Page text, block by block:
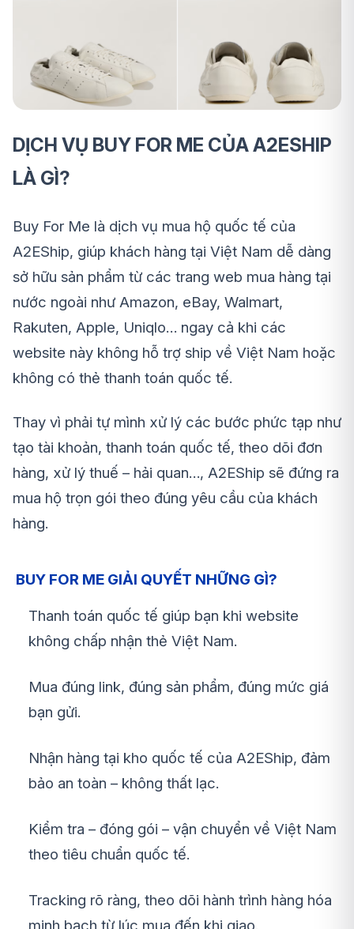
DỊCH VỤ BUY FOR ME CỦA A2ESHIP
LÀ GÌ?
Buy For Me là dịch vụ mua hộ quốc tế của
A2EShip, giúp khách hàng tại Việt Nam dễ dàng
sở hữu sản phẩm từ các trang web mua hàng tại
nước ngoài như Amazon, eBay, Walmart,
Rakuten, Apple, Uniqlo… ngay cả khi các
website này không hỗ trợ ship về Việt Nam hoặc
không có thẻ thanh toán quốc tế.
Thay vì phải tự mình xử lý các bước phức tạp như
tạo tài khoản, thanh toán quốc tế, theo dõi đơn
hàng, xử lý thuế – hải quan…, A2EShip sẽ đứng ra
mua hộ trọn gói theo đúng yêu cầu của khách
hàng.
BUY FOR ME GIẢI QUYẾT NHỮNG GÌ?
Thanh toán quốc tế giúp bạn khi website
không chấp nhận thẻ Việt Nam.
Mua đúng link, đúng sản phẩm, đúng mức giá
bạn gửi.
Nhận hàng tại kho quốc tế của A2EShip, đảm
bảo an toàn – không thất lạc.
Kiểm tra – đóng gói – vận chuyển về Việt Nam
theo tiêu chuẩn quốc tế.
Tracking rõ ràng, theo dõi hành trình hàng hóa